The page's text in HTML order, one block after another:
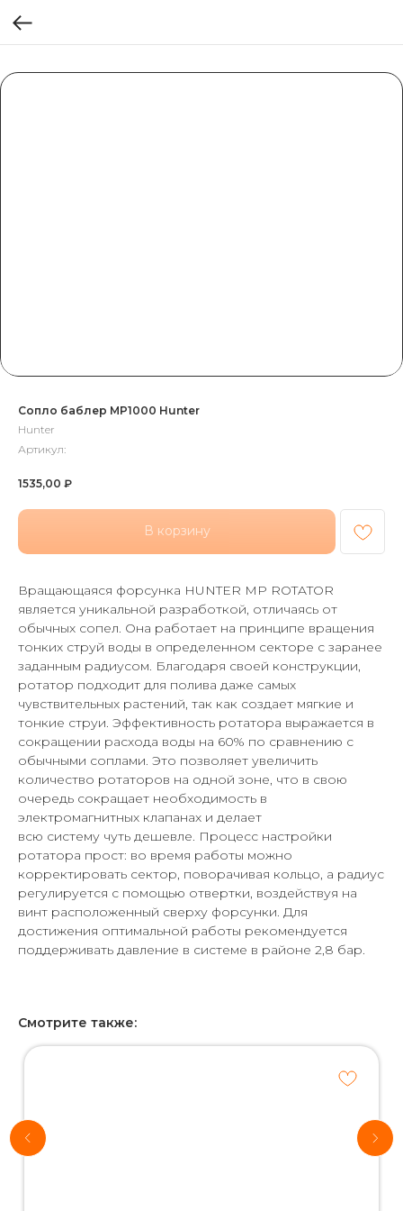
Сопло баблер MP1000 Hunter
Hunter
Артикул:
1535,00 ₽
В корзину
Вращающаяся форсунка HUNTER MP ROTATOR
является уникальной разработкой, отличаясь от
обычных сопел. Она работает на принципе вращения
тонких струй воды в определенном секторе с заранее
заданным радиусом. Благодаря своей конструкции,
ротатор подходит для полива даже самых
чувствительных растений, так как создает мягкие и
тонкие струи. Эффективность ротатора выражается в
сокращении расхода воды на 60% по сравнению с
обычными соплами. Это позволяет увеличить
количество ротаторов на одной зоне, что в свою
очередь сокращает необходимость в
электромагнитных клапанах и делает
всю систему чуть дешевле. Процесс настройки
ротатора прост: во время работы можно
корректировать сектор, поворачивая кольцо, а радиус
регулируется с помощью отвертки, воздействуя на
винт расположенный сверху форсунки. Для
достижения оптимальной работы рекомендуется
поддерживать давление в системе в районе 2,8 бар.
Смотрите также:
Хотитерассчитать
стоимость
*Используются
собственные
интеллектуальные